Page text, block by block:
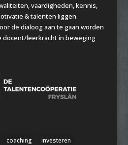
vaardigheden, kennis,
& talenten liggen.
de dialoog aan te gaan worden
docent/leerkracht in beweging
coaching
investeren